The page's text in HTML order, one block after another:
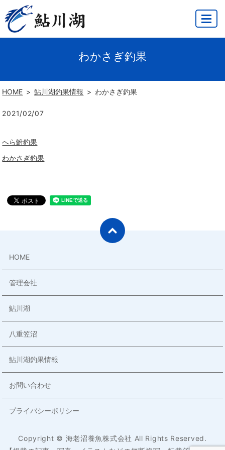
MENU
わかさぎ釣果
HOME 鮎川湖釣果情報 わかさぎ釣果
2021/02/07
へら鮒釣果
わかさぎ釣果
HOME
管理会社
鮎川湖
八重笠沼
鮎川湖釣果情報
お問い合わせ
プライバシーポリシー
Copyright © 海老沼養魚株式会社 All Rights Reserved.